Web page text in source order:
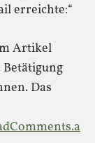
erreichte:“
Artikel
Das